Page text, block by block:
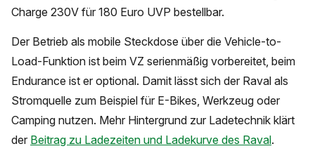
Charge 230V für 180 Euro UVP bestellbar.
Der Betrieb als mobile Steckdose über die Vehicle-to-
Load-Funktion ist beim VZ serienmäßig vorbereitet, beim
Endurance ist er optional. Damit lässt sich der Raval als
Stromquelle zum Beispiel für E-Bikes, Werkzeug oder
Camping nutzen. Mehr Hintergrund zur Ladetechnik klärt
der Beitrag zu Ladezeiten und Ladekurve des Raval.